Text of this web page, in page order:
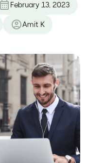
February 13, 2023
Amit K